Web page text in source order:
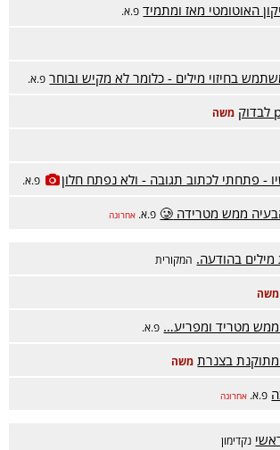
האוטומטי מאז ומתמיד פ.א.
בחיזוי מילים - כלומר לא מקיש ובוחר פ.א.
משה
- פתחתי לכתוב תגובה - ולא נפתח חלון פ.א.
ממש מטרידה 🥲 פ.א. אחרונה
בהודעה. המקורית
משה
מטריד ומפריע… פ.א.
בצנרת משה
פ.א. אחרונה
נקדימון